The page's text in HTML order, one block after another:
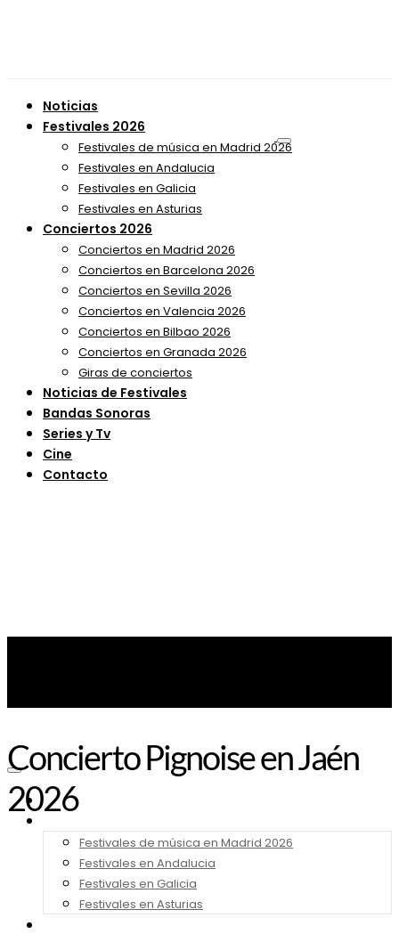
Noticias
Festivales 2026
Festivales de música en Madrid 2026
Festivales en Andalucia
Festivales en Galicia
Festivales en Asturias
Conciertos 2026
Conciertos en Madrid 2026
Conciertos en Barcelona 2026
Conciertos en Sevilla 2026
Conciertos en Valencia 2026
Conciertos en Bilbao 2026
Conciertos en Granada 2026
Giras de conciertos
Noticias de Festivales
Bandas Sonoras
Series y Tv
Cine
Contacto
Noticias
Festivales de música en Madrid 2026
Festivales en Andalucia
Festivales en Galicia
Festivales en Asturias
Concierto Pignoise en Jaén
2026